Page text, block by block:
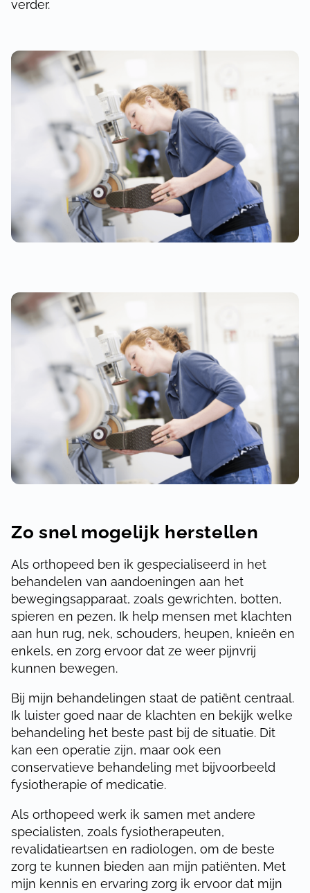
verder.
Zo snel mogelijk herstellen
Als orthopeed ben ik gespecialiseerd in het
behandelen van aandoeningen aan het
bewegingsapparaat, zoals gewrichten, botten,
spieren en pezen. Ik help mensen met klachten
aan hun rug, nek, schouders, heupen, knieën en
enkels, en zorg ervoor dat ze weer pijnvrij
kunnen bewegen.
Bij mijn behandelingen staat de patiënt centraal.
Ik luister goed naar de klachten en bekijk welke
behandeling het beste past bij de situatie. Dit
kan een operatie zijn, maar ook een
conservatieve behandeling met bijvoorbeeld
fysiotherapie of medicatie.
Als orthopeed werk ik samen met andere
specialisten, zoals fysiotherapeuten,
revalidatieartsen en radiologen, om de beste
zorg te kunnen bieden aan mijn patiënten. Met
mijn kennis en ervaring zorg ik ervoor dat mijn